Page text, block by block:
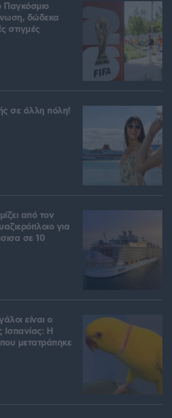
Παγκόσμιο
δώδεκα
στιγμές
σε άλλη πόλη!
από τον
για
σε 10
είναι ο
Ισπανίας: Η
μετατράπηκε